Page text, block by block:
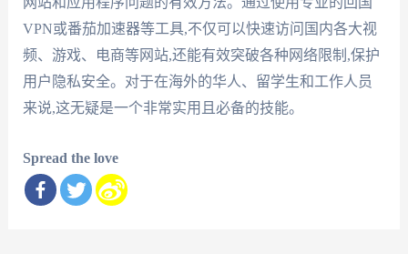
VPN或番茄加速器等工具,不仅可以快速访问国内各大视
频、游戏、电商等网站,还能有效突破各种网络限制,保护
用户隐私安全。对于在海外的华人、留学生和工作人员
来说,这无疑是一个非常实用且必备的技能。
Spread the love